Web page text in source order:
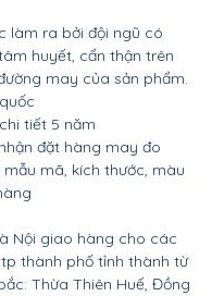
làm ra bởi đội ngũ có
huyết, cẩn thận trên
may của sản phẩm.
tiết 5 năm
đặt hàng may đo
mã, kích thước, màu
Nội giao hàng cho các
thành phố tỉnh thành từ
Thừa Thiên Huế, Đồng